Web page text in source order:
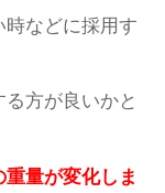
などに採用す
る方が良いかと
量が変化しま